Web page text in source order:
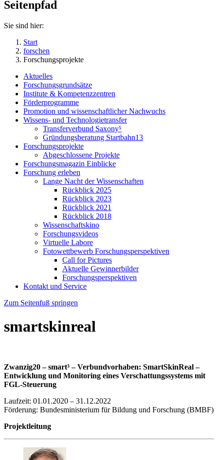
Seitenpfad
Sie sind hier:
Start
forschen
Forschungsprojekte
Aktuelles
Forschungsgrundsätze
Institute & Kompetenzzentren
Förderprogramme
Promotion und wissenschaftlicher Nachwuchs
Wissens- und Technologietransfer
Transferverbund Saxony⁵
Gründungsberatung Startbahn13
Forschungsprojekte
Abgeschlossene Projekte
Forschungsmagazin Einblicke
Forschung erleben
Lange Nacht der Wissenschaften
Rückblick 2025
Rückblick 2023
Rückblick 2021
Rückblick 2018
Wissenschaftskino
Forschungsvideos
Virtuelle Labore
Fotowettbewerb Forschungsperspektiven
Call for Pictures
Aktuelle Gewinnerbilder
Forschungsperspektiven
Kontakt und Service
Zum Seitenfuß springen
smartskinreal
Zwanzig20 – smart³ – Verbundvorhaben: SmartSkinReal –
Entwicklung und Monitoring eines Verschattungssystems mit
FGL-Steuerung
Laufzeit: 01.01.2020 – 31.12.2022
Förderung: Bundesministerium für Bildung und Forschung (BMBF)
Projektleitung